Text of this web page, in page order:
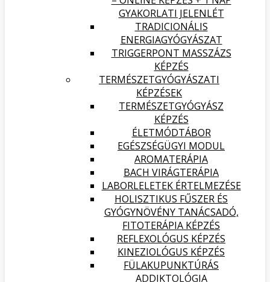
GYAKORLATI JELENLÉT
TRADICIONÁLIS
ENERGIAGYÓGYÁSZAT
TRIGGERPONT MASSZÁZS
KÉPZÉS
TERMÉSZETGYÓGYÁSZATI
KÉPZÉSEK
TERMÉSZETGYÓGYÁSZ
KÉPZÉS
ÉLETMÓDTÁBOR
EGÉSZSÉGÜGYI MODUL
AROMATERÁPIA
BACH VIRÁGTERÁPIA
LABORLELETEK ÉRTELMEZÉSE
HOLISZTIKUS FŰSZER ÉS
GYÓGYNÖVÉNY TANÁCSADÓ,
FITOTERÁPIA KÉPZÉS
REFLEXOLÓGUS KÉPZÉS
KINEZIOLÓGUS KÉPZÉS
FÜLAKUPUNKTÚRÁS
ADDIKTOLÓGIA